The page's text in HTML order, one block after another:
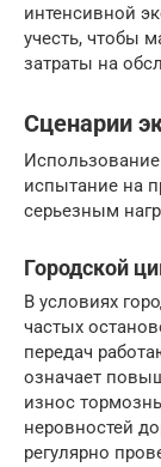
интенсивной
учесть, чтобы
затраты на
Сценарии
испытание на
серьезным
Городской
В условиях
частых
передач
означает
износ
неровностей
регулярно